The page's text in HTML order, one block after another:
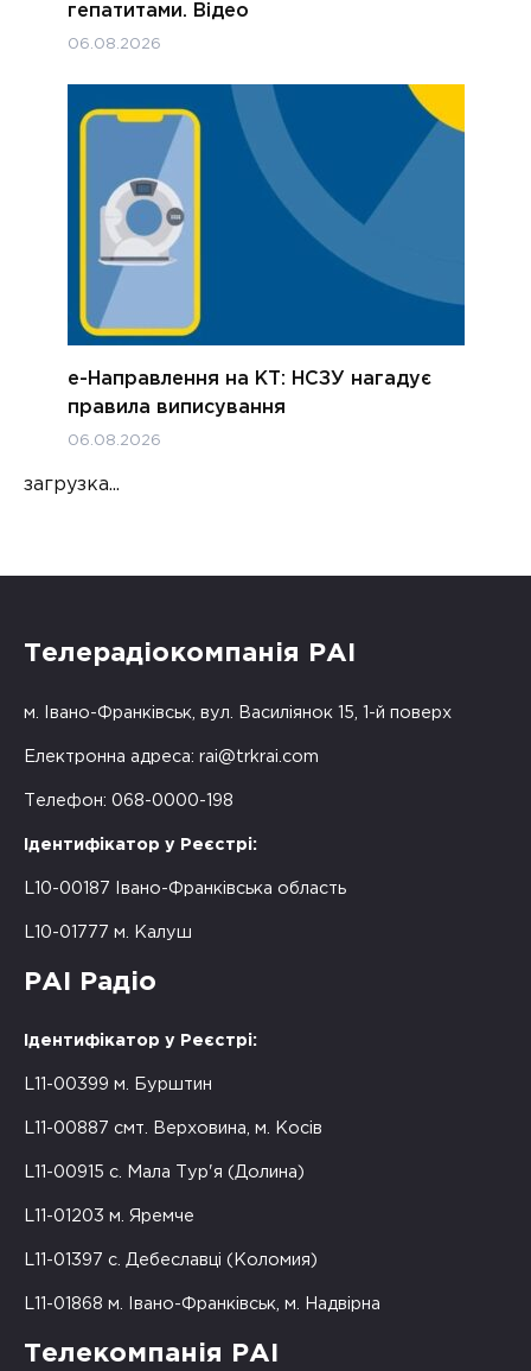
гепатитами. Відео
06.08.2026
е-Направлення на КТ: НСЗУ нагадує
правила виписування
06.08.2026
загрузка...
Телерадіокомпанія РАІ
м. Івано-Франківськ, вул. Василіянок 15, 1-й поверх
Електронна адреса: rai@trkrai.com
Телефон: 068-0000-198
Ідентифікатор у Реєстрі:
L10-00187 Івано-Франківська область
L10-01777 м. Калуш
РАІ Радіо
Ідентифікатор у Реєстрі:
L11-00399 м. Бурштин
L11-00887 смт. Верховина, м. Косів
L11-00915 с. Мала Тур'я (Долина)
L11-01203 м. Яремче
L11-01397 с. Дебеславці (Коломия)
L11-01868 м. Івано-Франківськ, м. Надвірна
Телекомпанія РАІ